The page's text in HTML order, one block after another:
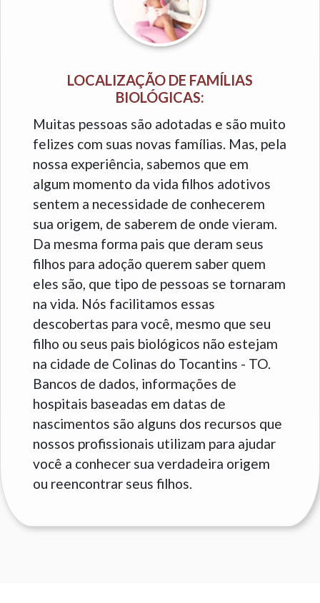
LOCALIZAÇÃO DE FAMÍLIAS
BIOLÓGICAS:
Muitas pessoas são adotadas e são muito
felizes com suas novas famílias. Mas, pela
nossa experiência, sabemos que em
algum momento da vida filhos adotivos
sentem a necessidade de conhecerem
sua origem, de saberem de onde vieram.
Da mesma forma pais que deram seus
filhos para adoção querem saber quem
eles são, que tipo de pessoas se tornaram
na vida. Nós facilitamos essas
descobertas para você, mesmo que seu
filho ou seus pais biológicos não estejam
na cidade de Colinas do Tocantins - TO.
Bancos de dados, informações de
hospitais baseadas em datas de
nascimentos são alguns dos recursos que
nossos profissionais utilizam para ajudar
você a conhecer sua verdadeira origem
ou reencontrar seus filhos.